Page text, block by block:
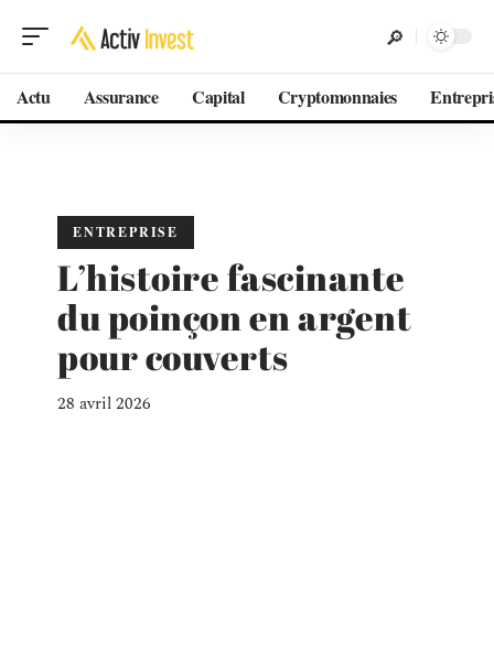
Actu Assurance Capital Cryptomonnaies
ENTREPRISE
L’histoire fascinante
du poinçon en argent
pour couverts
28 avril 2026